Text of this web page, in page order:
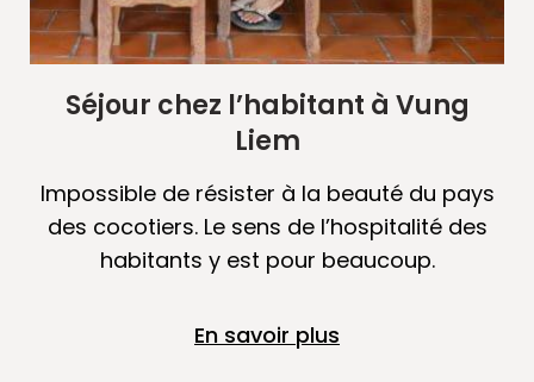
Séjour chez l’habitant à Vung
Liem
Impossible de résister à la beauté du pays
des cocotiers. Le sens de l’hospitalité des
habitants y est pour beaucoup.
En savoir plus